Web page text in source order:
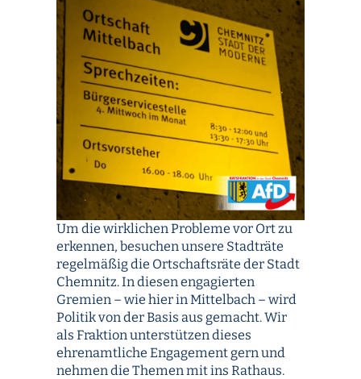
Um die wirklichen Probleme vor Ort zu
erkennen, besuchen unsere Stadträte
regelmäßig die Ortschaftsräte der Stadt
Chemnitz. In diesen engagierten
Gremien – wie hier in Mittelbach – wird
Politik von der Basis aus gemacht. Wir
als Fraktion unterstützen dieses
ehrenamtliche Engagement gern und
nehmen die Themen mit ins Rathaus.